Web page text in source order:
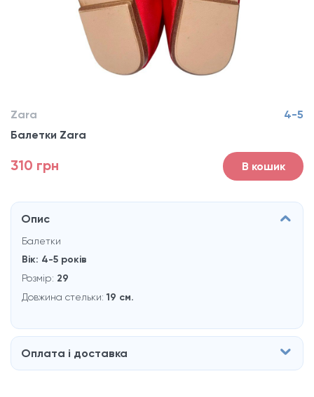
Zara
4-5
Балетки Zara
310 грн В кошик
Опис
Балетки
Вік: 4-5 років
Розмір: 29
Довжина стельки:19 см.
Оплата і доставка